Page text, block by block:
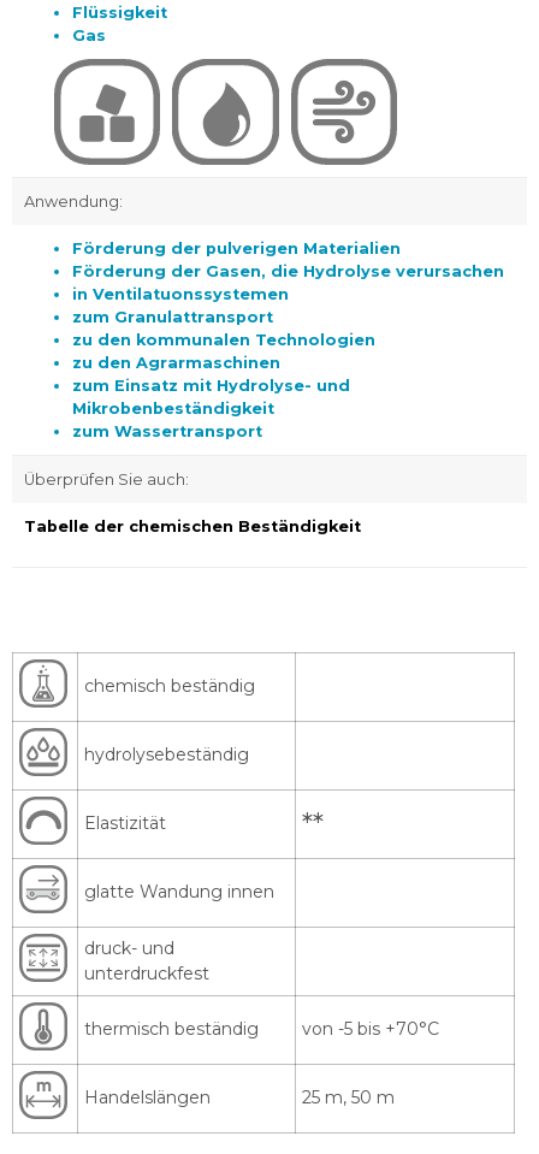
Flüssigkeit
Gas
Anwendung:
Förderung der pulverigen Materialien
Förderung der Gasen, die Hydrolyse verursachen
in Ventilatuonssystemen
zum Granulattransport
zu den kommunalen Technologien
zu den Agrarmaschinen
zum Einsatz mit Hydrolyse- und
Mikrobenbeständigkeit
zum Wassertransport
Überprüfen Sie auch:
Tabelle der chemischen Beständigkeit
chemisch beständig
hydrolysebeständig
Elastizität **
glatte Wandung innen
druck- und
unterdruckfest
thermisch beständig von -5 bis +70°C
Handelslängen 25 m, 50 m